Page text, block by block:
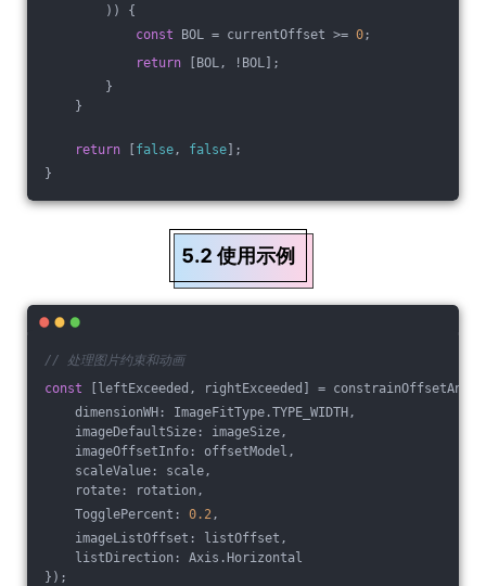
)) {
const BOL = currentOffset >= 0;
return [BOL, !BOL];
}
}
return false, false ];
}
5.2 使用示例
// 处理图片约束和动画
const [leftExceeded, rightExceeded] =
dimensionWH: ImageFitType.TYPE_WIDTH,
imageDefaultSize: imageSize,
imageOffsetInfo: offsetModel,
scaleValue: scale,
rotate: rotation,
TogglePercent: 0.2,
imageListOffset: listOffset,
listDirection: Axis.Horizontal
});